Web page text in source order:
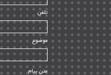
راه اندازی | ۹
سازندگان و تامین کنندگان
تامین مالی و سرمایه گذاری
ماشین آلات
مدیریت پروژه
تلفن
موضوع
متن پیام